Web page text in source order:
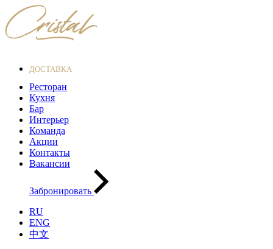
ДОСТАВКА
Ресторан
Кухня
Бар
Интерьер
Команда
Акции
Контакты
Вакансии
Забронировать
RU
ENG
中文